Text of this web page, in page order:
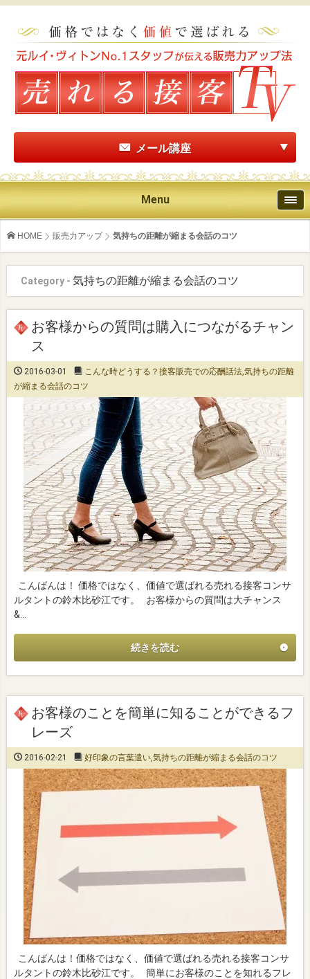
メール講座
Menu
HOME 販売力アップ 気持ちの距離が縮まる会話のコツ
Category - 気持ちの距離が縮まる会話のコツ
お客様からの質問は購入につながるチャン
ス
2016-03-01 こんな時どうする？接客販売での応酬話法,気持ちの距離
が縮まる会話のコツ
こんばんは！ 価格ではなく、価値で選ばれる売れる接客コンサ
ルタントの鈴木比砂江です。 お客様からの質問は大チャンス
&…
続きを読む
お客様のことを簡単に知ることができるフ
レーズ
2016-02-21 好印象の言葉遣い 気持ちの距離が縮まる会話のコツ
こんばんは！価格ではなく、価値で選ばれる売れる接客コンサ
ルタントの鈴木比砂江です。 簡単にお客様のことを知れるフレ